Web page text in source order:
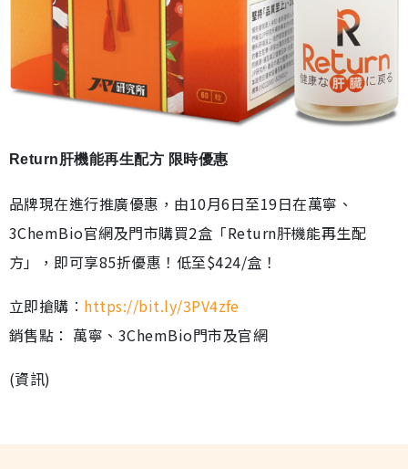
Return肝機能再生配方 限時優惠
品牌現在進行推廣優惠，由10月6日至19日在萬寧、
3ChemBio官網及門市購買2盒「Return肝機能再生配
方」，即可享85折優惠！低至$424/盒！
立即搶購︰ https://bit.ly/3PV4zfe
銷售點： 萬寧、3ChemBio門市及官網
(資訊)